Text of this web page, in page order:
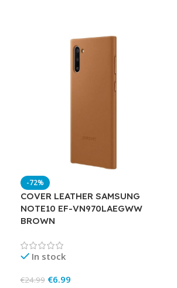
-72%
COVER LEATHER SAMSUNG
NOTE10 EF-VN970LAEGWW
BROWN
In stock
€24.99 €6.99